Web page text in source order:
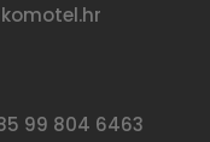
komotel.hr
99 804 6463